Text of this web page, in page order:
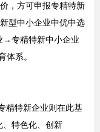
，方可申报专精特新
型中小企业中优中选
→专精特新中小企业
体系。
精特新企业则在此基
、特色化、创新